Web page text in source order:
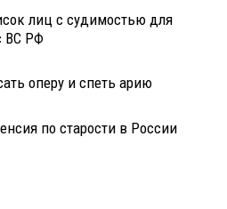
лиц с судимостью для
ВС РФ
оперу и спеть арию
по старости в России